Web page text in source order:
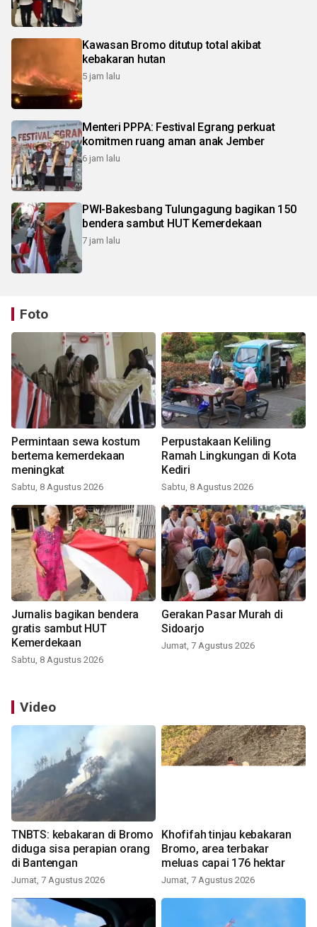
Kawasan Bromo ditutup total akibat
kebakaran hutan
5 jam lalu
Menteri PPPA: Festival Egrang perkuat
komitmen ruang aman anak Jember
6 jam lalu
PWI-Bakesbang Tulungagung bagikan 150
bendera sambut HUT Kemerdekaan
7 jam lalu
Foto
Permintaan sewa kostum
bertema kemerdekaan
meningkat
Sabtu, 8 Agustus 2026
Perpustakaan Keliling
Ramah Lingkungan di Kota
Kediri
Sabtu, 8 Agustus 2026
Jurnalis bagikan bendera
gratis sambut HUT
Kemerdekaan
Sabtu, 8 Agustus 2026
Gerakan Pasar Murah di
Sidoarjo
Jumat, 7 Agustus 2026
Video
TNBTS: kebakaran di Bromo
diduga sisa perapian orang
di Bantengan
Jumat, 7 Agustus 2026
Khofifah tinjau kebakaran
Bromo, area terbakar
meluas capai 176 hektar
Jumat, 7 Agustus 2026